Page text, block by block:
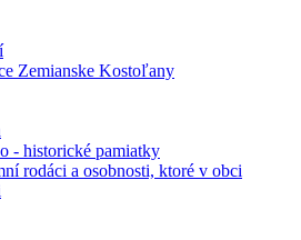
Zemianske Kostoľany
- historické pamiatky
rodáci a osobnosti, ktoré v obci